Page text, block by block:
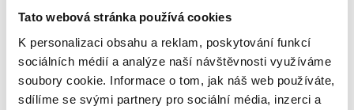
Tato webová stránka používá cookies
K personalizaci obsahu a reklam, poskytování funkcí
sociálních médií a analýze naší návštěvnosti využíváme
soubory cookie. Informace o tom, jak náš web používáte,
sdílíme se svými partnery pro sociální média, inzerci a
programu SALIS, který nabízí kapacitu až 5 letounů
An-124. Členské státy programu si dojednaly kvóty
letových hodin, zároveň musí dohromady využít
minimálně 1 600 letových hodin ročně.
zobrazit celé odůvodnění